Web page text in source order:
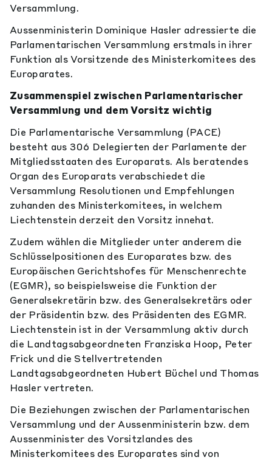
Versammlung.
Aussenministerin Dominique Hasler adressierte die
Parlamentarischen Versammlung erstmals in ihrer
Funktion als Vorsitzende des Ministerkomitees des
Europarates.
Zusammenspiel zwischen Parlamentarischer
Versammlung und dem Vorsitz wichtig
Die Parlamentarische Versammlung (PACE)
besteht aus 306 Delegierten der Parlamente der
Mitgliedsstaaten des Europarats. Als beratendes
Organ des Europarats verabschiedet die
Versammlung Resolutionen und Empfehlungen
zuhanden des Ministerkomitees, in welchem
Liechtenstein derzeit den Vorsitz innehat.
Zudem wählen die Mitglieder unter anderem die
Schlüsselpositionen des Europarates bzw. des
Europäischen Gerichtshofes für Menschenrechte
(EGMR), so beispielsweise die Funktion der
Generalsekretärin bzw. des Generalsekretärs oder
der Präsidentin bzw. des Präsidenten des EGMR.
Liechtenstein ist in der Versammlung aktiv durch
die Landtagsabgeordneten Franziska Hoop, Peter
Frick und die Stellvertretenden
Landtagsabgeordneten Hubert Büchel und Thomas
Hasler vertreten.
Die Beziehungen zwischen der Parlamentarischen
Versammlung und der Aussenministerin bzw. dem
Aussenminister des Vorsitzlandes des
Ministerkomitees des Europarates sind von